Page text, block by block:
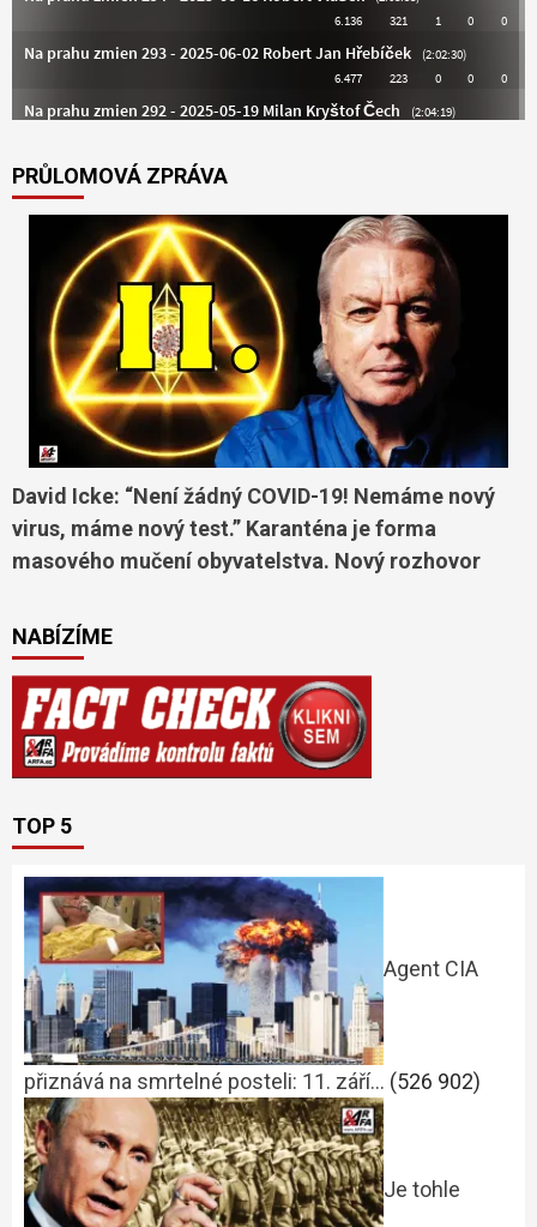
PRŮLOMOVÁ ZPRÁVA
David Icke: “Není žádný COVID-19! Nemáme nový
virus, máme nový test.” Karanténa je forma
masového mučení obyvatelstva. Nový rozhovor
NABÍZÍME
TOP 5
Agent CIA
přiznává na smrtelné posteli: 11. září… (526 902)
Je tohle